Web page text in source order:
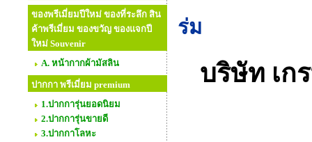
ของพรีเมี่ยมปีใหม่ ของที่ระลึก สิน
ค้าพรีเมี่ยม ของขวัญ ของแจกปี
ใหม่ Souvenir
A. หน้ากากผ้ามัสลิน
ปากกา พรีเมี่ยม premium
1.ปากการุ่นยอดนิยม
2.ปากการุ่นขายดี
3.ปากกาโลหะ
ร่ม
บริษัท เก